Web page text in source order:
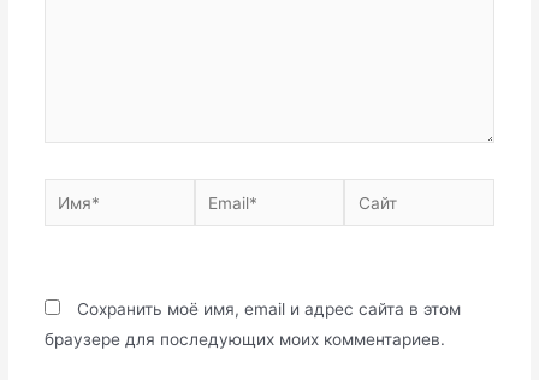
Имя* Email* Сайт
Сохранить моё имя, email и адрес сайта в этом
браузере для последующих моих комментариев.